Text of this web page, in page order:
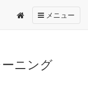
Toggle
navigation
メニュー
ニング